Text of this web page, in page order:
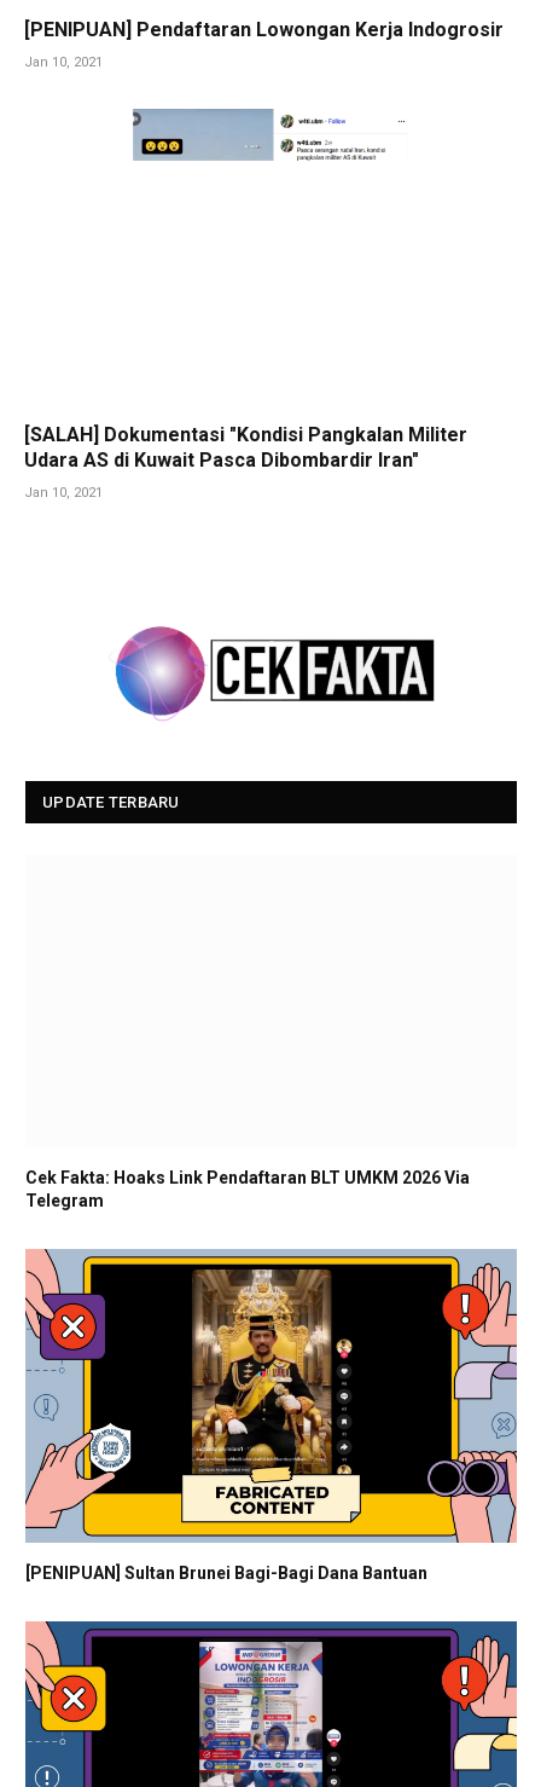
[PENIPUAN] Pendaftaran Lowongan Kerja Indogrosir
Jan 10, 2021
[SALAH] Dokumentasi "Kondisi Pangkalan Militer
Udara AS di Kuwait Pasca Dibombardir Iran"
Jan 10, 2021
UPDATE TERBARU
Cek Fakta: Hoaks Link Pendaftaran BLT UMKM 2026 Via
Telegram
[PENIPUAN] Sultan Brunei Bagi-Bagi Dana Bantuan